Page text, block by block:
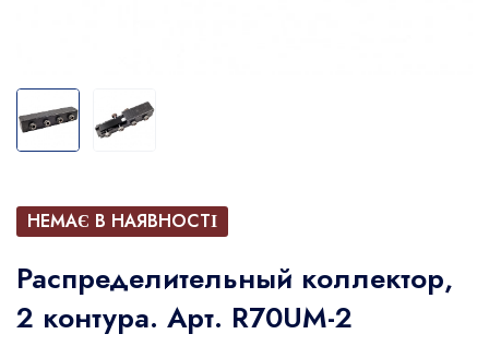
НЕМАЄ В НАЯВНОСТІ
Распределительный коллектор,
2 контура. Арт. R70UM-2